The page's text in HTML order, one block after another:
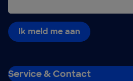
Ik meld me aan
Service & Contact